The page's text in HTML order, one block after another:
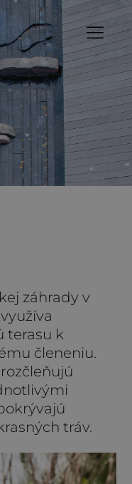
záhrady v
terasu k
členeniu.
tráv.